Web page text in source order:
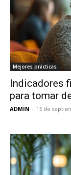
Mejores prácticas
Indicadores
para tomar
ADMIN - 15 de